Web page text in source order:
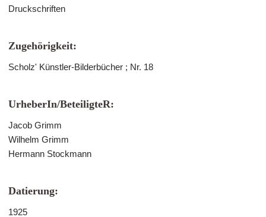
Druckschriften
Zugehörigkeit:
Scholz' Künstler-Bilderbücher ; Nr. 18
UrheberIn/BeteiligteR:
Jacob Grimm
Wilhelm Grimm
Hermann Stockmann
Datierung:
1925